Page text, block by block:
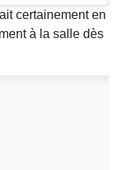
certainement en
à la salle dès